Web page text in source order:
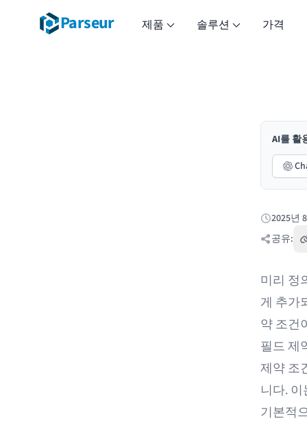
Parseur 제품 솔루션 가격
AI를 활
게시됨:
2025년
공유:
미리 정
게 추가
약 조건
필드 제
제약 조
니다.
기본적